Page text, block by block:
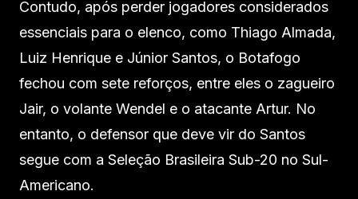
Contudo, após perder jogadores considerados
essenciais para o elenco, como Thiago Almada,
Luiz Henrique e Júnior Santos, o Botafogo
fechou com sete reforços, entre eles o zagueiro
Jair, o volante Wendel e o atacante Artur. No
entanto, o defensor que deve vir do Santos
segue com a Seleção Brasileira Sub-20 no Sul-
Americano.